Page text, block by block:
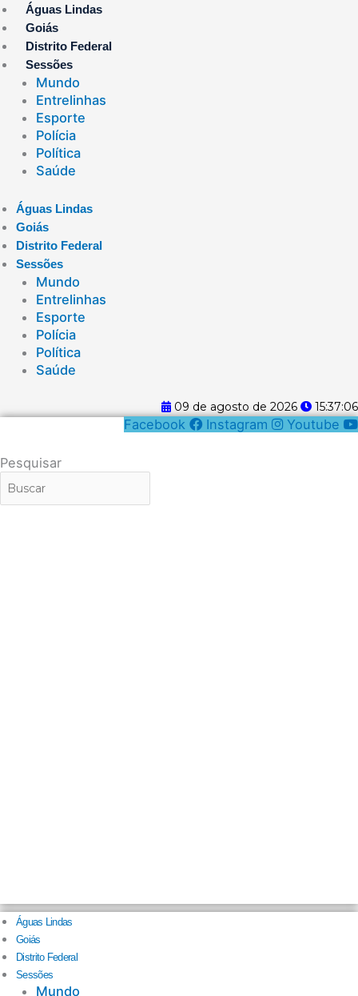
Ir
para
o
conteúdo
Águas Lindas
Goiás
Distrito Federal
Sessões
Mundo
Entrelinhas
Esporte
Polícia
Política
Saúde
Águas Lindas
Goiás
Distrito Federal
Sessões
Mundo
Entrelinhas
Esporte
Polícia
Política
Saúde
09 de agosto de 2026 15:37:07
Facebook Instagram Youtube
Pesquisar
Águas Lindas
Goiás
Distrito Federal
Sessões
Mundo